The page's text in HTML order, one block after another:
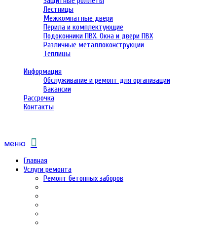
Лестницы
Межкомнатные двери
Перила и комплектующие
Подоконники ПВХ. Окна и двери ПВХ
Различные металлоконструкции
Теплицы
Информация
Обслуживание и ремонт для организации
Вакансии
Рассрочка
Контакты
меню
Главная
Услуги ремонта
Ремонт бетонных заборов